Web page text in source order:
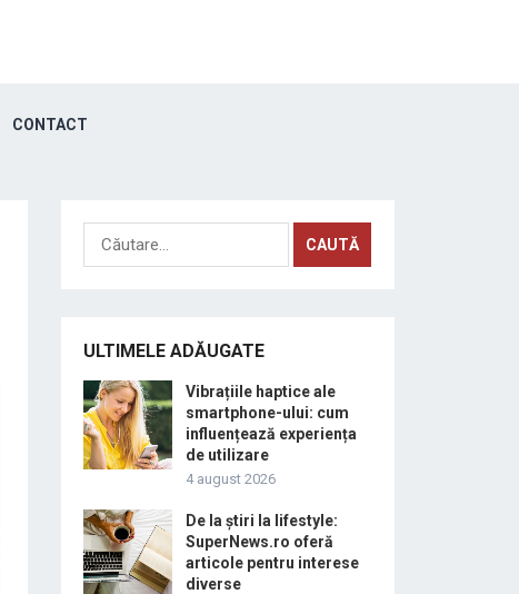
CONTACT
Caută
după:
ULTIMELE ADĂUGATE
Vibrațiile haptice ale
smartphone-ului: cum
influențează experiența
de utilizare
4 august 2026
De la știri la lifestyle:
SuperNews.ro oferă
articole pentru interese
diverse